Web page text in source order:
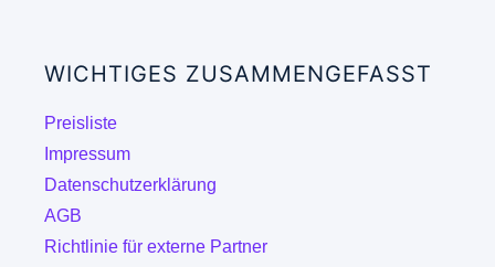
Optionen
gewählt
WICHTIGES ZUSAMMENGEFASST
Preisliste
Impressum
Datenschutzerklärung
AGB
Richtlinie für externe Partner